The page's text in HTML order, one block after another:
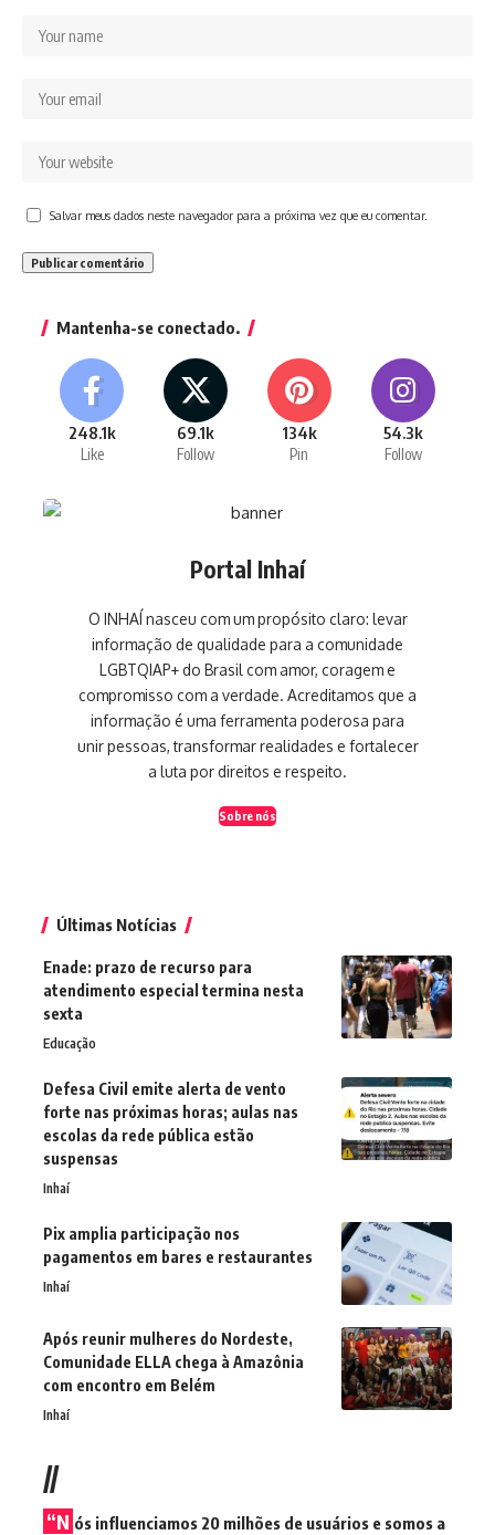
Salvar meus dados neste navegador para a próxima vez que eu comentar.
Mantenha-se conectado.
248.1k
Like
69.1k
Follow
134k
Pin
54.3k
Follow
Portal Inhaí
O INHAÍ nasceu com um propósito claro: levar
informação de qualidade para a comunidade
LGBTQIAP+ do Brasil com amor, coragem e
compromisso com a verdade. Acreditamos que a
informação é uma ferramenta poderosa para
unir pessoas, transformar realidades e fortalecer
a luta por direitos e respeito.
Sobre nós
Últimas Notícias
Enade: prazo de recurso para
atendimento especial termina nesta
sexta
Educação
Defesa Civil emite alerta de vento
forte nas próximas horas; aulas nas
escolas da rede pública estão
suspensas
Inhaí
Pix amplia participação nos
pagamentos em bares e restaurantes
Inhaí
Após reunir mulheres do Nordeste,
Comunidade ELLA chega à Amazônia
com encontro em Belém
Inhaí
//
“N ós influenciamos 20 milhões de usuários e somos a